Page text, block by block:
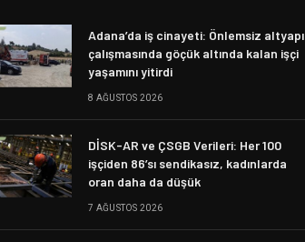
Adana’da iş cinayeti: Önlemsiz altyapı
çalışmasında göçük altında kalan işçi
yaşamını yitirdi
8 AĞUSTOS 2026
DİSK-AR ve ÇSGB Verileri: Her 100
işçiden 86’sı sendikasız, kadınlarda
oran daha da düşük
7 AĞUSTOS 2026